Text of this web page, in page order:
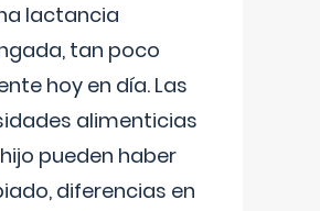
lactancia
tan poco
hoy en día. Las
alimenticias
pueden haber
diferencias en